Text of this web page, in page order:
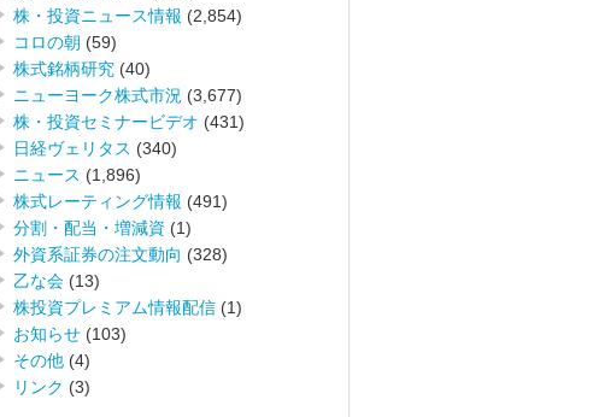
株・投資ニュース情報 (2,854)
コロの朝 (59)
株式銘柄研究 (40)
ニューヨーク株式市況 (3,677)
株・投資セミナービデオ (431)
日経ヴェリタス (340)
ニュース (1,896)
株式レーティング情報 (491)
分割・配当・増減資 (1)
外資系証券の注文動向 (328)
乙な会 (13)
株投資プレミアム情報配信 (1)
お知らせ (103)
その他 (4)
リンク (3)